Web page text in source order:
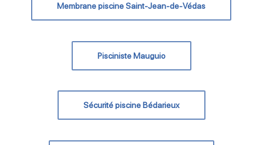
Membrane piscine Saint-Jean-de-Védas
Pisciniste Mauguio
Sécurité piscine Bédarieux